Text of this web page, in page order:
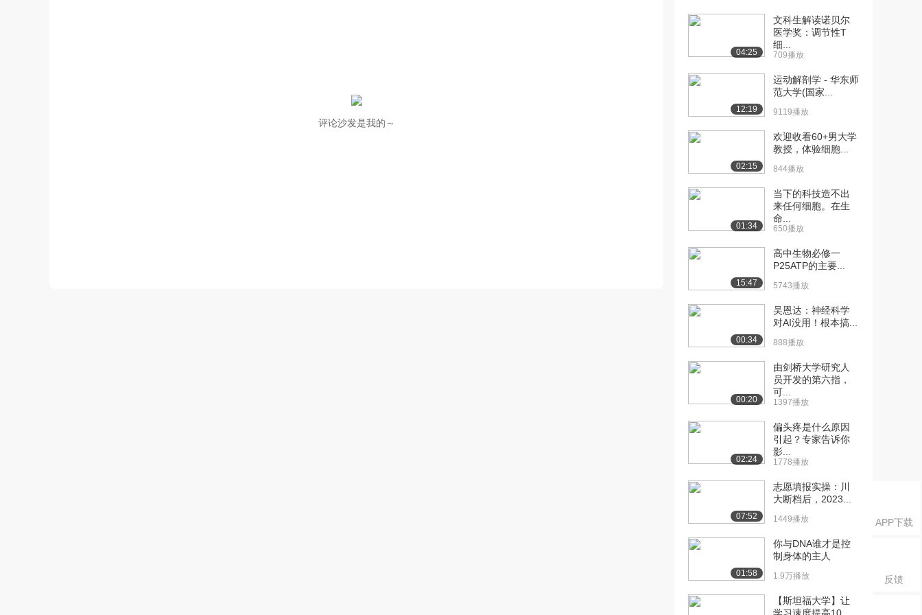
APP下载
反馈
评论沙发是我的～
[10] 四川大学公开课：被
06:12
[11] 四川大学公开课：水
09:14
[12] 四川大学公开课：
09:05
[13] 四川大学公开课：
ABC超家族
04:47
噬作用
体介导的胞吞作用
内体的分选作用
[17] 四川大学公开课：普
通光镜、超分显微...
2.7万播放
[18] 四川大学公开课：荧
2.5万播放
[19] 四川大学公开课：激
2.2万播放
[20] 四川大学公开课：透
2.2万播放
04:25
文科生解读诺贝尔
医学奖：调节性T
细...
709播放
12:19
运动解剖学 - 华东师
范大学(国家...
9119播放
02:15
欢迎收看60+男大学
教授，体验细胞...
844播放
01:34
当下的科技造不出
来任何细胞。在生
命...
650播放
15:47
高中生物必修一
P25ATP的主要...
5743播放
00:34
吴恩达：神经科学
对AI没用！根本搞...
888播放
00:20
由剑桥大学研究人
员开发的第六指，
可...
1397播放
02:24
偏头疼是什么原因
引起？专家告诉你
影...
1778播放
07:52
志愿填报实操：川
大断档后，2023...
1449播放
01:58
你与DNA谁才是控
制身体的主人
1.9万播放
【斯坦福大学】让